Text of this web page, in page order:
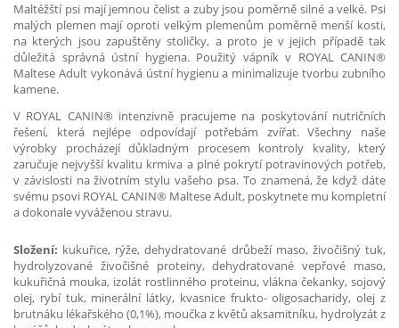
Maltéžští psi mají jemnou čelist a zuby jsou poměrně silné a velké. Psi
malých plemen mají oproti velkým plemenům poměrně menší kosti,
na kterých jsou zapuštěny stoličky, a proto je v jejich případě tak
důležitá správná ústní hygiena. Použitý vápník v ROYAL CANIN®
Maltese Adult vykonává ústní hygienu a minimalizuje tvorbu zubního
kamene.
V ROYAL CANIN® intenzivně pracujeme na poskytování nutričních
řešení, která nejlépe odpovídají potřebám zvířat. Všechny naše
výrobky procházejí důkladným procesem kontroly kvality, který
zaručuje nejvyšší kvalitu krmiva a plné pokrytí potravinových potřeb,
v závislosti na životním stylu vašeho psa. To znamená, že když dáte
svému psovi ROYAL CANIN® Maltese Adult, poskytnete mu kompletní
a dokonale vyváženou stravu.
Složení: kukuřice, rýže, dehydratované drůbeží maso, živočišný tuk,
hydrolyzované živočišné proteiny, dehydratované vepřové maso,
kukuřičná mouka, izolát rostlinného proteinu, vlákna čekanky, sojový
olej, rybí tuk, minerální látky, kvasnice frukto- oligosacharidy, olej z
brutnáku lékařského (0,1%), moučka z květů aksamitníku, hydrolyzát z